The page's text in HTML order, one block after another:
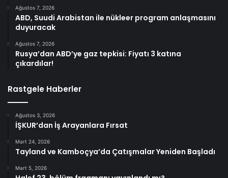
Ağustos 7, 2026
ABD, Suudi Arabistan ile nükleer program anlaşmasını
duyuracak
Ağustos 7, 2026
Rusya’dan ABD’ye gaz tepkisi: Fiyatı 3 katına
çıkardılar!
Rastgele Haberler
Ağustos 3, 2026
İŞKUR’dan İş Arayanlara Fırsat
Mart 24, 2026
Tayland ve Kamboçya’da Çatışmalar Yeniden Başladı
Mart 5, 2026